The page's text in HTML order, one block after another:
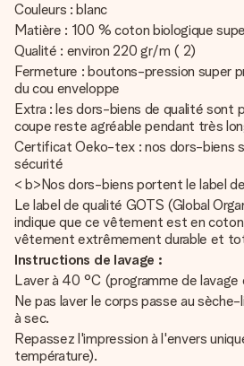
Couleurs : blanc
Matière : 100 % coton biologique
Qualité : environ 220 gr/m ( 2)
Fermeture : boutons-pression super
du cou enveloppe
Extra : les dors-biens de qualité sont
coupe reste agréable pendant très
Certificat Oeko-tex : nos dors-biens
sécurité
< b>Nos dors-biens portent le label
Le label de qualité GOTS (Global
indique que ce vêtement est en
vêtement extrêmement durable et
Instructions de lavage :
Laver à 40 °C (programme de lavage
Ne pas laver le corps passe au
à sec.
Repassez l'impression à l'envers
température).